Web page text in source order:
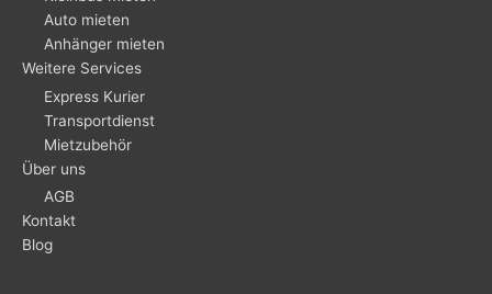
Auto mieten
Anhänger mieten
Weitere Services
Express Kurier
Transportdienst
Mietzubehör
Über uns
AGB
Kontakt
Blog